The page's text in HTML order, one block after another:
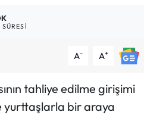
A- A+
tahliye edilme girişimi
yurttaşlarla bir araya